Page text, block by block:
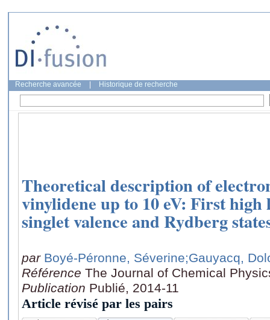
Recherche avancée Historique de recherche
Theoretical description of
vinylidene up to 10 eV: First
singlet valence and Rydberg
par Boyé-Péronne, Séverine;Gauyacq,
Référence The Journal of Chemical
Publication Publié, 2014-11
Article révisé par les pairs